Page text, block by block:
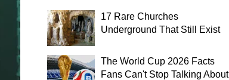
17 Rare Churches
Underground That Still Exist
The World Cup 2026 Facts
Fans Can't Stop Talking About